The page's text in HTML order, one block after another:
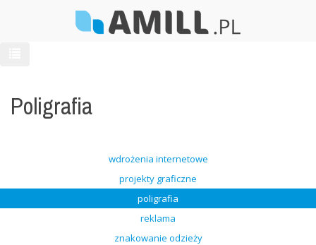
Poligrafia
wdrożenia internetowe
projekty graficzne
poligrafia
reklama
znakowanie odzieży